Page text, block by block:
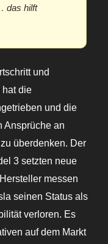
das hilft
und
hat die
und die
Ansprüche an
überdenken. Der
3 setzten neue
messen
seinen Status als
verloren. Es
auf dem Markt